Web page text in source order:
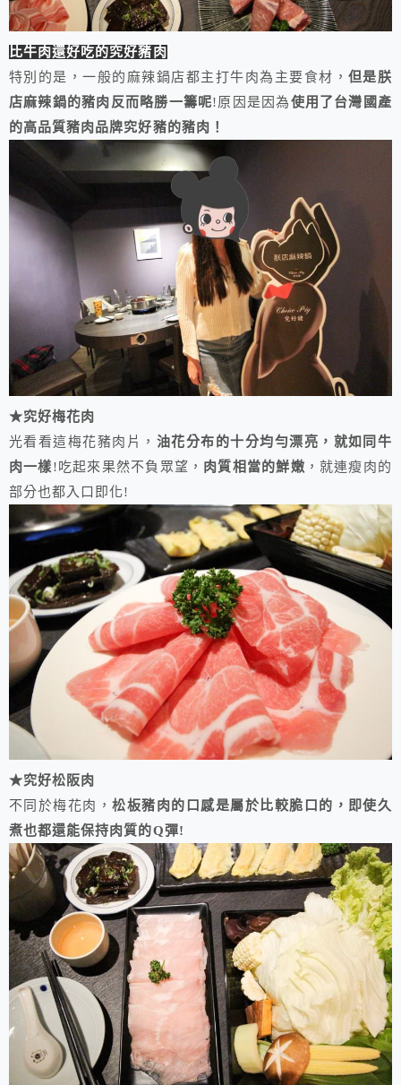
比牛肉還好吃的究好豬肉
特別的是，一般的麻辣鍋店都主打牛肉為主要食材， 但是朕
店麻辣鍋的豬肉反而略勝一籌呢!原因是因為使用了台灣國產
的高品質豬肉品牌究好豬的豬肉！
★究好梅花肉
光看看這梅花豬肉片， 油花分布的十分均勻漂亮，就如同牛
肉一樣!吃起來果然不負眾望， 肉質相當的鮮嫩 ，就連瘦肉的
部分也都入口即化!
★究好松阪肉
不同於梅花肉，松板豬肉的口感是屬於比較脆口的，即使久
煮也都還能保持肉質的Q彈!